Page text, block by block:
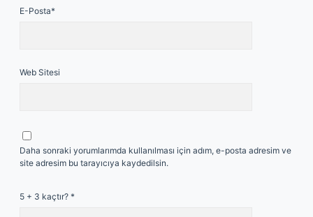
E-Posta*
Web Sitesi
Daha sonraki yorumlarımda kullanılması için adım, e-posta adresim ve
site adresim bu tarayıcıya kaydedilsin.
5 + 3 kaçtır? *